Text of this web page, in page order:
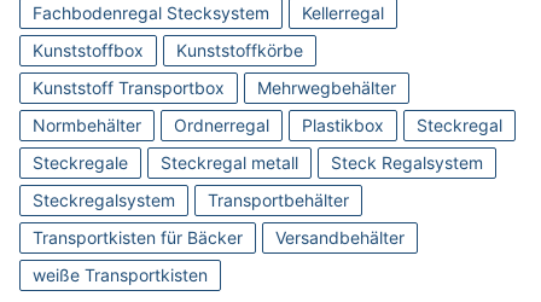
Fachbodenregal Stecksystem
Kellerregal
Kunststoffbox
Kunststoffkörbe
Kunststoff Transportbox
Mehrwegbehälter
Normbehälter
Ordnerregal Plastikbox
Steckregal
Steckregale
Steckregal metall
Steck Regalsystem
Steckregalsystem
Transportbehälter
Transportkisten für Bäcker
Versandbehälter
weiße Transportkisten